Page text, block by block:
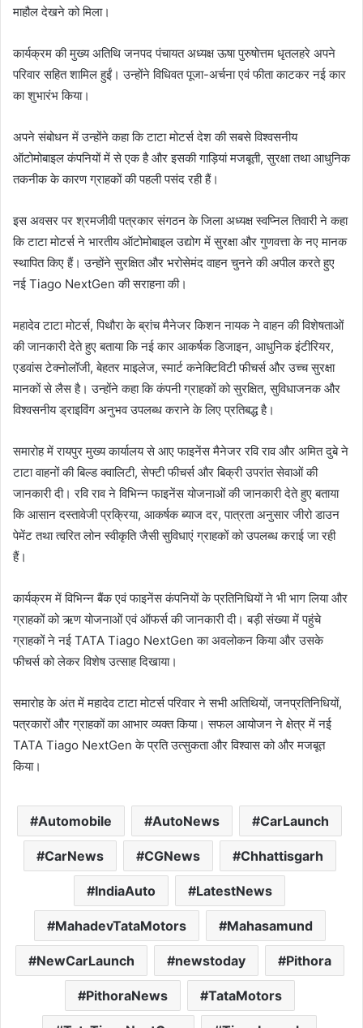
माहौल देखने को मिला।
कार्यक्रम की मुख्य अतिथि जनपद पंचायत अध्यक्ष ऊषा पुरुषोत्तम धृतलहरे अपने
परिवार सहित शामिल हुईं। उन्होंने विधिवत पूजा-अर्चना एवं फीता काटकर नई कार
का शुभारंभ किया।
अपने संबोधन में उन्होंने कहा कि टाटा मोटर्स देश की सबसे विश्वसनीय
ऑटोमोबाइल कंपनियों में से एक है और इसकी गाड़ियां मजबूती, सुरक्षा तथा आधुनिक
तकनीक के कारण ग्राहकों की पहली पसंद रही हैं।
इस अवसर पर श्रमजीवी पत्रकार संगठन के जिला अध्यक्ष स्वप्निल तिवारी ने कहा
कि टाटा मोटर्स ने भारतीय ऑटोमोबाइल उद्योग में सुरक्षा और गुणवत्ता के नए मानक
स्थापित किए हैं। उन्होंने सुरक्षित और भरोसेमंद वाहन चुनने की अपील करते हुए
नई Tiago NextGen की सराहना की।
महादेव टाटा मोटर्स, पिथौरा के ब्रांच मैनेजर किशन नायक ने वाहन की विशेषताओं
की जानकारी देते हुए बताया कि नई कार आकर्षक डिजाइन, आधुनिक इंटीरियर,
एडवांस टेक्नोलॉजी, बेहतर माइलेज, स्मार्ट कनेक्टिविटी फीचर्स और उच्च सुरक्षा
मानकों से लैस है। उन्होंने कहा कि कंपनी ग्राहकों को सुरक्षित, सुविधाजनक और
विश्वसनीय ड्राइविंग अनुभव उपलब्ध कराने के लिए प्रतिबद्ध है।
समारोह में रायपुर मुख्य कार्यालय से आए फाइनेंस मैनेजर रवि राव और अमित दुबे ने
टाटा वाहनों की बिल्ड क्वालिटी, सेफ्टी फीचर्स और बिक्री उपरांत सेवाओं की
जानकारी दी। रवि राव ने विभिन्न फाइनेंस योजनाओं की जानकारी देते हुए बताया
कि आसान दस्तावेजी प्रक्रिया, आकर्षक ब्याज दर, पात्रता अनुसार जीरो डाउन
पेमेंट तथा त्वरित लोन स्वीकृति जैसी सुविधाएं ग्राहकों को उपलब्ध कराई जा रही
हैं।
कार्यक्रम में विभिन्न बैंक एवं फाइनेंस कंपनियों के प्रतिनिधियों ने भी भाग लिया और
ग्राहकों को ऋण योजनाओं एवं ऑफर्स की जानकारी दी। बड़ी संख्या में पहुंचे
ग्राहकों ने नई TATA Tiago NextGen का अवलोकन किया और उसके
फीचर्स को लेकर विशेष उत्साह दिखाया।
समारोह के अंत में महादेव टाटा मोटर्स परिवार ने सभी अतिथियों, जनप्रतिनिधियों,
पत्रकारों और ग्राहकों का आभार व्यक्त किया। सफल आयोजन ने क्षेत्र में नई
TATA Tiago NextGen के प्रति उत्सुकता और विश्वास को और मजबूत
किया।
Automobile AutoNews CarLaunch
CarNews CGNews Chhattisgarh
IndiaAuto LatestNews
MahadevTataMotors Mahasamund
NewCarLaunch newstoday Pithora
PithoraNews TataMotors